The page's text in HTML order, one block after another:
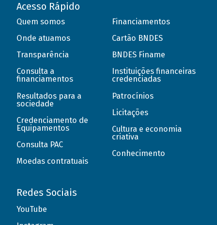
Acesso Rápido
Quem somos
Onde atuamos
Transparência
Consulta a
financiamentos
Resultados para a
sociedade
Credenciamento de
Equipamentos
Consulta PAC
Moedas contratuais
Financiamentos
Cartão BNDES
BNDES Finame
Instituições financeiras
credenciadas
Patrocínios
Licitações
Cultura e economia
criativa
Conhecimento
Redes Sociais
YouTube